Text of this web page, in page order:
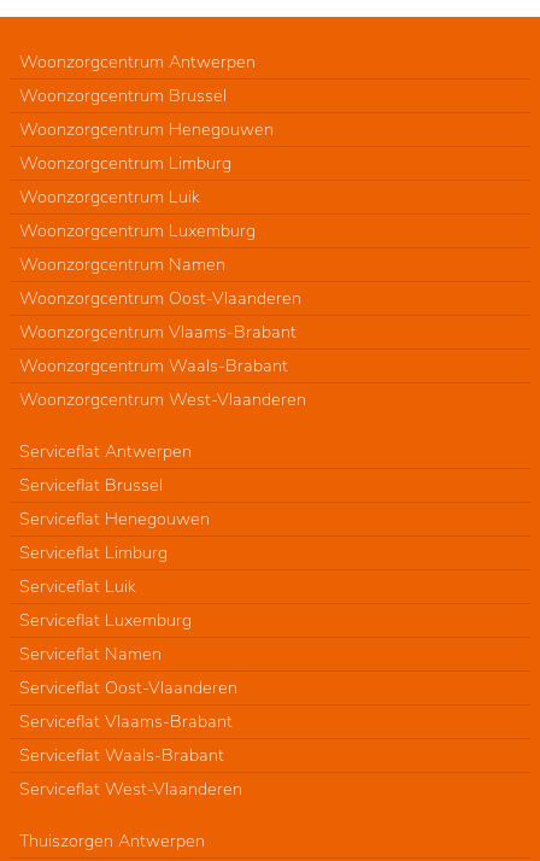
Woonzorgcentrum Antwerpen
Woonzorgcentrum Brussel
Woonzorgcentrum Henegouwen
Woonzorgcentrum Limburg
Woonzorgcentrum Luik
Woonzorgcentrum Luxemburg
Woonzorgcentrum Namen
Woonzorgcentrum Oost-Vlaanderen
Woonzorgcentrum Vlaams-Brabant
Woonzorgcentrum Waals-Brabant
Woonzorgcentrum West-Vlaanderen
Serviceflat Antwerpen
Serviceflat Brussel
Serviceflat Henegouwen
Serviceflat Limburg
Serviceflat Luik
Serviceflat Luxemburg
Serviceflat Namen
Serviceflat Oost-Vlaanderen
Serviceflat Vlaams-Brabant
Serviceflat Waals-Brabant
Serviceflat West-Vlaanderen
Thuiszorgen Antwerpen